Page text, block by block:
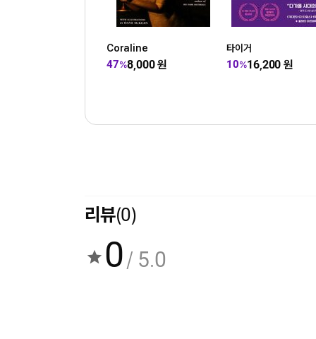
Coraline
47%8,000원
타이거
10%16,200원
리뷰(0)
0/ 5.0